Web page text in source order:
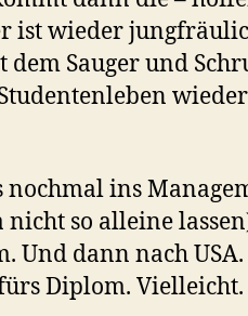
ist wieder
dem Sauger und
nochmal ins
nicht so alleine
Und dann nach
Diplom. Vielleicht.